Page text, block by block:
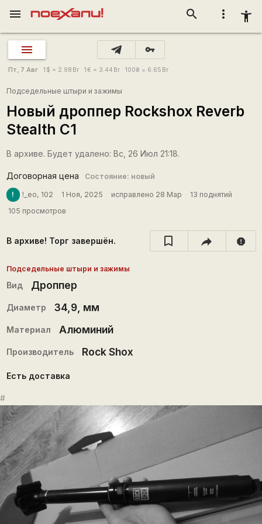
more_vert accessibility_new
search
menu
vpn_key
Пт, 7 Авг 1 $ = 2.98 Br 1€ = 3.44 Br 100₴ = 6.65 Br
Подседельные штыри и зажимы
Новый дроппер Rockshox Reverb
Stealth C1
В архиве. Будет удалено: Вс, 26 Июл 21:18.
Договорная цена Состояние: новый
! !_eo, 102 1 Ноя, 2025 исправлено 28 Мар
13 поднятий
105 просмотров
В архиве! Торг завершён. report
Подседельные штыри и зажимы
Вид Дроппер
Диаметр 34,9, мм
Материал Алюминий
Производитель Rock Shox
Есть доставка
#